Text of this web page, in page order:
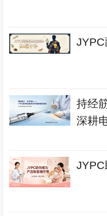
持经
深耕